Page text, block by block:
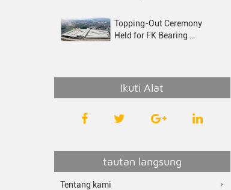
Topping-Out Ceremony
Held for FK Bearing …
Ikuti Alat
tautan langsung
Tentang kami